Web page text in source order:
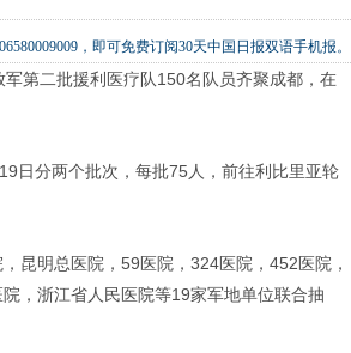
，即可免费订阅30天中国日报双语手机报。
第二批援利医疗队150名队员齐聚成都，在
日分两个批次，每批75人，前往利比里亚轮
昆明总医院，59医院，324医院，452医院，
，浙江省人民医院等19家军地单位联合抽